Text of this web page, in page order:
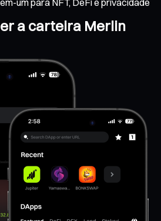
um para NFT, DeFi e privacidade
a carteira Merlin